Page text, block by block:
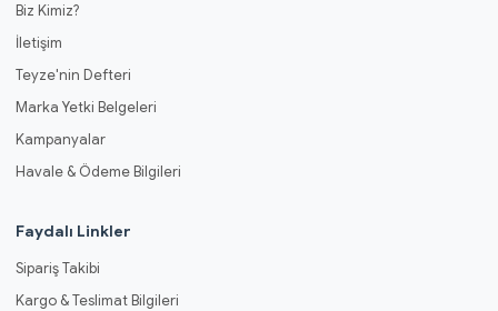
Biz Kimiz?
İletişim
Teyze'nin Defteri
Marka Yetki Belgeleri
Kampanyalar
Havale & Ödeme Bilgileri
Faydalı Linkler
Sipariş Takibi
Kargo & Teslimat Bilgileri